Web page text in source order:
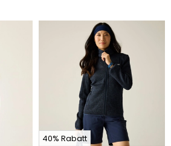
40% Rabatt